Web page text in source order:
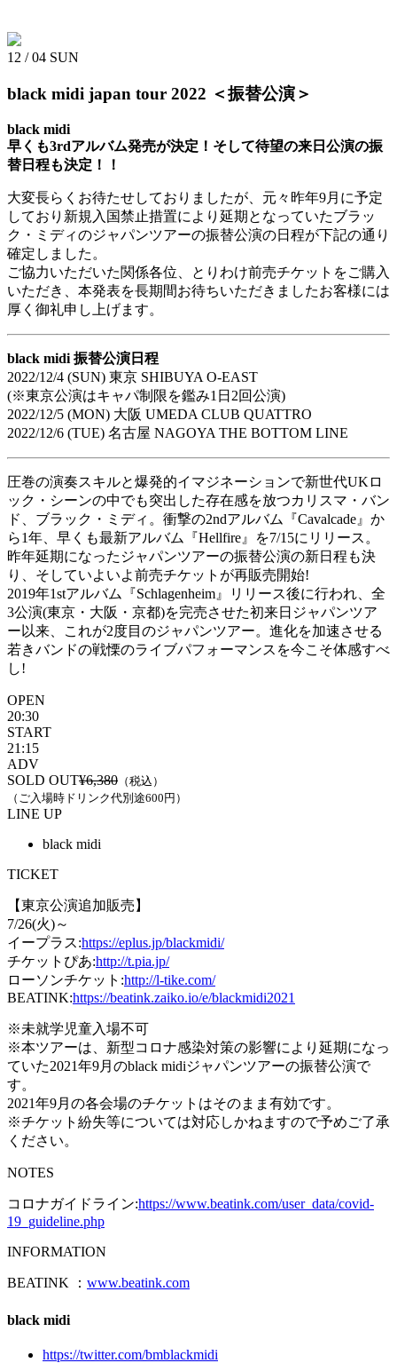
12 / 04 SUN
black midi japan tour 2022 ＜振替公演＞
black midi
早くも3rdアルバム発売が決定！そして待望の来日公演の振
替日程も決定！！
大変長らくお待たせしておりましたが、元々昨年9月に予定
しており新規入国禁止措置により延期となっていたブラッ
ク・ミディのジャパンツアーの振替公演の日程が下記の通り
確定しました。
ご協力いただいた関係各位、とりわけ前売チケットをご購入
いただき、本発表を長期間お待ちいただきましたお客様には
厚く御礼申し上げます。
black midi 振替公演日程
2022/12/4 (SUN) 東京 SHIBUYA O-EAST
(※東京公演はキャパ制限を鑑み1日2回公演)
2022/12/5 (MON) 大阪 UMEDA CLUB QUATTRO
2022/12/6 (TUE) 名古屋 NAGOYA THE BOTTOM LINE
圧巻の演奏スキルと爆発的イマジネーションで新世代UKロ
ック・シーンの中でも突出した存在感を放つカリスマ・バン
ド、ブラック・ミディ。衝撃の2ndアルバム『Cavalcade』か
ら1年、早くも最新アルバム『Hellfire』を7/15にリリース。
昨年延期になったジャパンツアーの振替公演の新日程も決
り、そしていよいよ前売チケットが再販売開始!
2019年1stアルバム『Schlagenheim』リリース後に行われ、全
3公演(東京・大阪・京都)を完売させた初来日ジャパンツア
ー以来、これが2度目のジャパンツアー。進化を加速させる
若きバンドの戦慄のライブパフォーマンスを今こそ体感すべ
し!
OPEN
20:30
START
21:15
ADV
SOLD OUT¥6,380 （税込）
（ご入場時ドリンク代別途600円）
LINE UP
black midi
TICKET
【東京公演追加販売】
7/26(火)～
イープラス:https://eplus.jp/blackmidi/
チケットぴあ:http://t.pia.jp/
ローソンチケット:http://l-tike.com/
BEATINK:https://beatink.zaiko.io/e/blackmidi2021
※未就学児童入場不可
※本ツアーは、新型コロナ感染対策の影響により延期になっ
ていた2021年9月のblack midiジャパンツアーの振替公演で
す。
2021年9月の各会場のチケットはそのまま有効です。
※チケット紛失等については対応しかねますので予めご了承
ください。
NOTES
コロナガイドライン:https://www.beatink.com/user_data/covid-
19_guideline.php
INFORMATION
BEATINK ： www.beatink.com
black midi
https://twitter.com/bmblackmidi